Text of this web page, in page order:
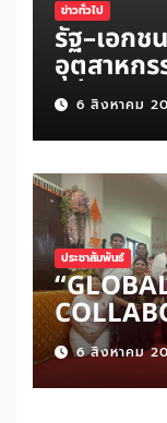
ข่าวทั่วไป
รัฐ–เอก
อุตสาหกร
แข่งขันระ
6 สิงหาคม
ประชาสัมพันธ์
2026” เ
สันติภาพ
เริ่มต้นจา
6 สิงหาคม